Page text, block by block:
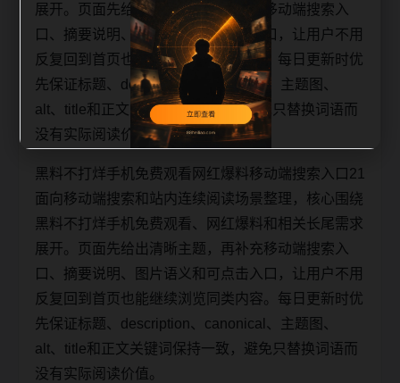
展开。页面先给出清晰主题，再补充移动端搜索入
口、摘要说明、图片语义和可点击入口，让用户不用
反复回到首页也能继续浏览同类内容。每日更新时优
先保证标题、description、canonical、主题图、
alt、title和正文关键词保持一致，避免只替换词语而
没有实际阅读价值。
黑料不打烊手机免费观看网红爆料移动端搜索入口21
面向移动端搜索和站内连续阅读场景整理，核心围绕
黑料不打烊手机免费观看、网红爆料和相关长尾需求
展开。页面先给出清晰主题，再补充移动端搜索入
口、摘要说明、图片语义和可点击入口，让用户不用
反复回到首页也能继续浏览同类内容。每日更新时优
先保证标题、description、canonical、主题图、
alt、title和正文关键词保持一致，避免只替换词语而
没有实际阅读价值。